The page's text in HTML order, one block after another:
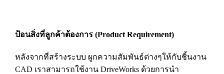
ป้อนสิ่งที่ลูกค้าต้องการ (Product Requirement)
หลังจากที่สร้างระบบ ผูกความสัมพันธ์ต่างๆให้กับชิ้นงาน
CAD เราสามารถใช้งาน DriveWorks ด้วยการนำ